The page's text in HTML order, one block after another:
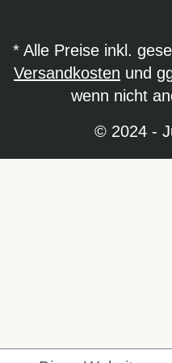
* Alle Preise inkl.
Versandkosten und
wenn nicht
© 2024 -